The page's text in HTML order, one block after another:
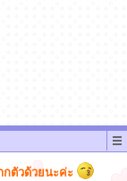
กตัวด้วยนะค่ะ